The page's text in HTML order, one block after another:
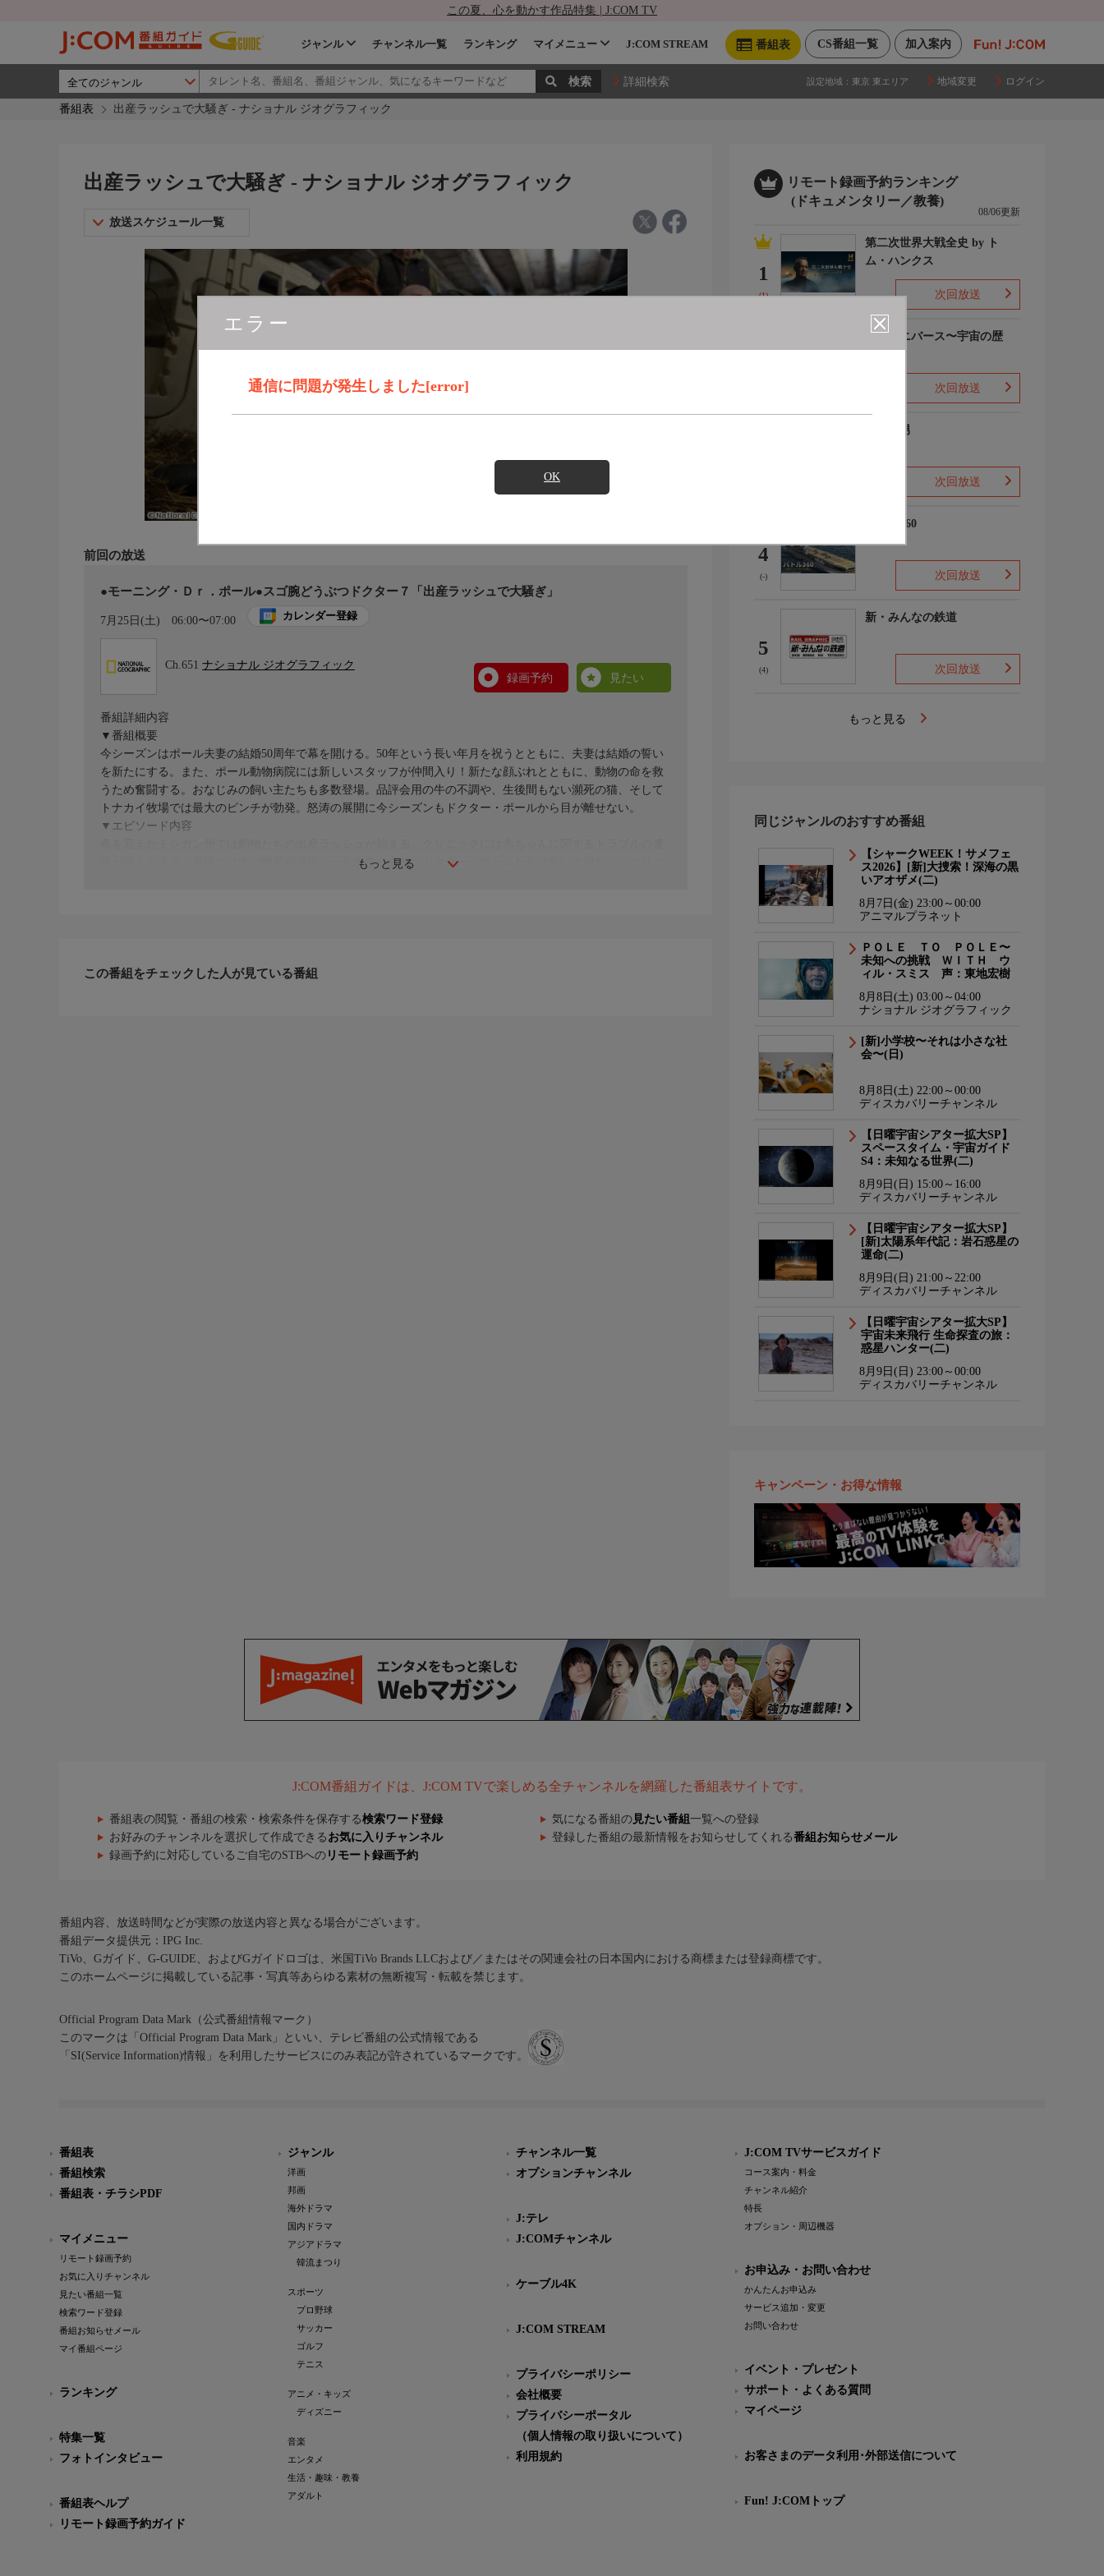
この夏、心を動かす作品特集 | J:COM TV
加入案内
CS番組一覧
番組表
ジャンル チャンネル一覧 ランキング マイメニュー J:COM STREAM
詳細検索 設定地域： 東京 東エリア 地域変更 ログイン
番組表 出産ラッシュで大騒ぎ - ナショナル ジオグラフィック
エラー
通信に問題が発生しました[error]
OK
出産ラッシュで大騒ぎ - ナショナル ジオグラフィック
放送スケジュール一覧
前回の放送
●モーニング・Ｄｒ．ポール●スゴ腕どうぶつドクター７「出産ラッシュで大騒ぎ」
7月25日(土) 06:00〜07:00 カレンダー登録
Ch.651 ナショナル ジオグラフィック
録画予約
見たい
もっと見る
番組詳細内容
▼番組概要
今シーズンはポール夫妻の結婚50周年で幕を開ける。50年という長い年月を祝うとともに、夫妻は結婚の誓い
を新たにする。また、ポール動物病院には新しいスタッフが仲間入り！新たな顔ぶれとともに、動物の命を救
うため奮闘する。おなじみの飼い主たちも多数登場。品評会用の牛の不調や、生後間もない瀕死の猫、そして
トナカイ牧場では最大のピンチが勃発。怒涛の展開に今シーズンもドクター・ポールから目が離せない。
▼エピソード内容
絡が続々と入る。農場では牛の難産が発生。一刻を争う事態にドクター・ポールたちは急いで向かう。クリニ
この番組をチェックした人が見ている番組
リモート録画予約ランキング
(ドキュメンタリー／教養)
08/06更新
1
(1)
第二次世界大戦全史 by ト
ム・ハンクス
次回放送
ザ・ユニバース〜宇宙の歴
次回放送
ザ・森男
次回放送
4
(-)
バトル360
次回放送
5
(4)
新・みんなの鉄道
次回放送
もっと見る
同じジャンルのおすすめ番組
【シャークWEEK！サメフェ
ス2026】[新]大捜索！深海の黒
いアオザメ(二)
8月7日(金) 23:00～00:00
アニマルプラネット
ＰＯＬＥ ＴＯ ＰＯＬＥ〜
未知への挑戦 ＷＩＴＨ ウ
ィル・スミス 声：東地宏樹
8月8日(土) 03:00～04:00
ナショナル ジオグラフィック
[新]小学校〜それは小さな社
会〜(日)
8月8日(土) 22:00～00:00
ディスカバリーチャンネル
【日曜宇宙シアター拡大SP】
スペースタイム・宇宙ガイド
S4：未知なる世界(二)
8月9日(日) 15:00～16:00
ディスカバリーチャンネル
【日曜宇宙シアター拡大SP】
[新]太陽系年代記：岩石惑星の
運命(二)
8月9日(日) 21:00～22:00
ディスカバリーチャンネル
【日曜宇宙シアター拡大SP】
宇宙未来飛行 生命探査の旅：
惑星ハンター(二)
8月9日(日) 23:00～00:00
ディスカバリーチャンネル
キャンペーン・お得な情報
J:COM番組ガイドは、J:COM TVで楽しめる全チャンネルを網羅した番組表サイトです。
番組表の閲覧・番組の検索・検索条件を保存する検索ワード登録 気になる番組の 見たい番組 一覧への登録
お好みのチャンネルを選択して作成できる お気に入りチャンネル 登録した番組の最新情報をお知らせしてくれる番組お知らせメール
録画予約に対応しているご自宅のSTBへの リモート録画予約
番組内容、放送時間などが実際の放送内容と異なる場合がございます。
番組データ提供元：IPG Inc.
TiVo、Gガイド、G-GUIDE、およびGガイドロゴは、米国TiVo Brands LLCおよび／またはその関連会社の日本国内における商標または登録商標です。
このホームページに掲載している記事・写真等あらゆる素材の無断複写・転載を禁じます。
Official Program Data Mark（公式番組情報マーク）
このマークは「Official Program Data Mark」といい、テレビ番組の公式情報である
「SI(Service Information)情報」を利用したサービスにのみ表記が許されているマークです。
番組表
番組検索
番組表・チラシPDF
マイメニュー
リモート録画予約
お気に入りチャンネル
見たい番組一覧
検索ワード登録
番組お知らせメール
マイ番組ページ
ランキング
特集一覧
フォトインタビュー
番組表ヘルプ
リモート録画予約ガイド
ジャンル
洋画
邦画
海外ドラマ
国内ドラマ
アジアドラマ
韓流まつり
スポーツ
プロ野球
サッカー
ゴルフ
テニス
アニメ・キッズ
ディズニー
音楽
エンタメ
生活・趣味・教養
アダルト
チャンネル一覧
オプションチャンネル
J:テレ
J:COMチャンネル
ケーブル4K
J:COM STREAM
プライバシーポリシー
会社概要
プライバシーポータル
（個人情報の取り扱いについて）
利用規約
J:COM TVサービスガイド
コース案内・料金
チャンネル紹介
特長
オプション・周辺機器
お申込み・お問い合わせ
かんたんお申込み
サービス追加・変更
お問い合わせ
イベント・プレゼント
サポート・よくある質問
マイページ
お客さまのデータ利用･外部送信について
Fun! J:COMトップ